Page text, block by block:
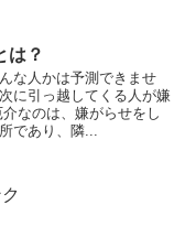
は？
な人かは予測できませ
に引っ越してくる人が嫌
なのは、嫌がらせをし
であり、隣...